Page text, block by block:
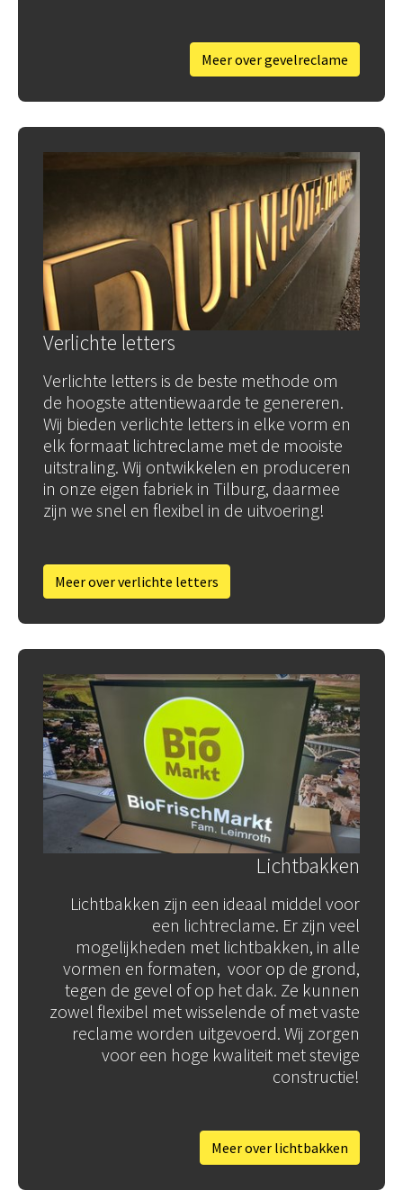
Meer over gevelreclame
Verlichte letters
Verlichte letters is de beste methode om
de hoogste attentiewaarde te genereren.
Wij bieden verlichte letters in elke vorm en
elk formaat lichtreclame met de mooiste
uitstraling. Wij ontwikkelen en produceren
in onze eigen fabriek in Tilburg, daarmee
zijn we snel en flexibel in de uitvoering!
Meer over verlichte letters
Lichtbakken
Lichtbakken zijn een ideaal middel voor
een lichtreclame. Er zijn veel
mogelijkheden met lichtbakken, in alle
vormen en formaten, voor op de grond,
tegen de gevel of op het dak. Ze kunnen
zowel flexibel met wisselende of met vaste
reclame worden uitgevoerd. Wij zorgen
voor een hoge kwaliteit met stevige
constructie!
Meer over lichtbakken